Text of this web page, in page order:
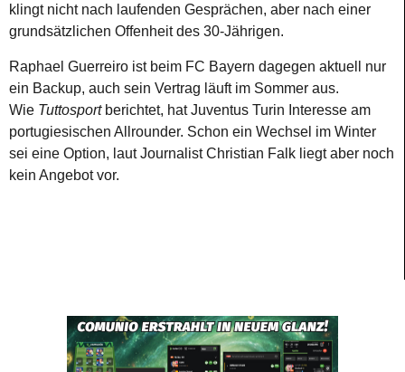
klingt nicht nach laufenden Gesprächen, aber nach einer
grundsätzlichen Offenheit des 30-Jährigen.
Raphael Guerreiro ist beim FC Bayern dagegen aktuell nur
ein Backup, auch sein Vertrag läuft im Sommer aus.
Wie Tuttosport berichtet, hat Juventus Turin Interesse am
portugiesischen Allrounder. Schon ein Wechsel im Winter
sei eine Option, laut Journalist Christian Falk liegt aber noch
kein Angebot vor.